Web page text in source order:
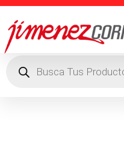
productos